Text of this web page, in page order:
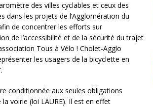
des villes cyclables et ceux des
dans les projets de l’Agglomération du
de concentrer les efforts sur
de l’accessibilité et de la sécurité du trajet
Tous à Vélo ! Cholet-Agglo
les usagers de la bicyclette en
conditionnée aux seules obligations
voirie (loi LAURE). Il est en effet